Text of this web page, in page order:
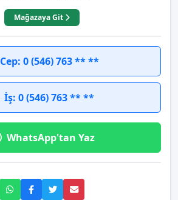
Mağazaya Git
Cep: 0 (546) 763 ** **
İş: 0 (546) 763 ** **
WhatsApp'tan Yaz